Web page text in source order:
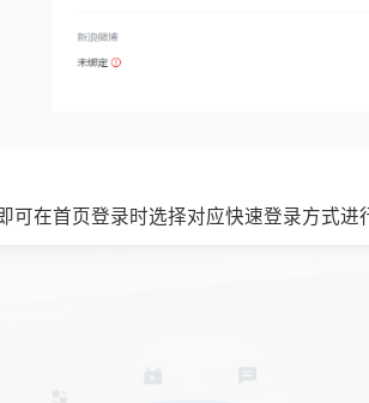
可在首页登录时选择对应快速登录方式进